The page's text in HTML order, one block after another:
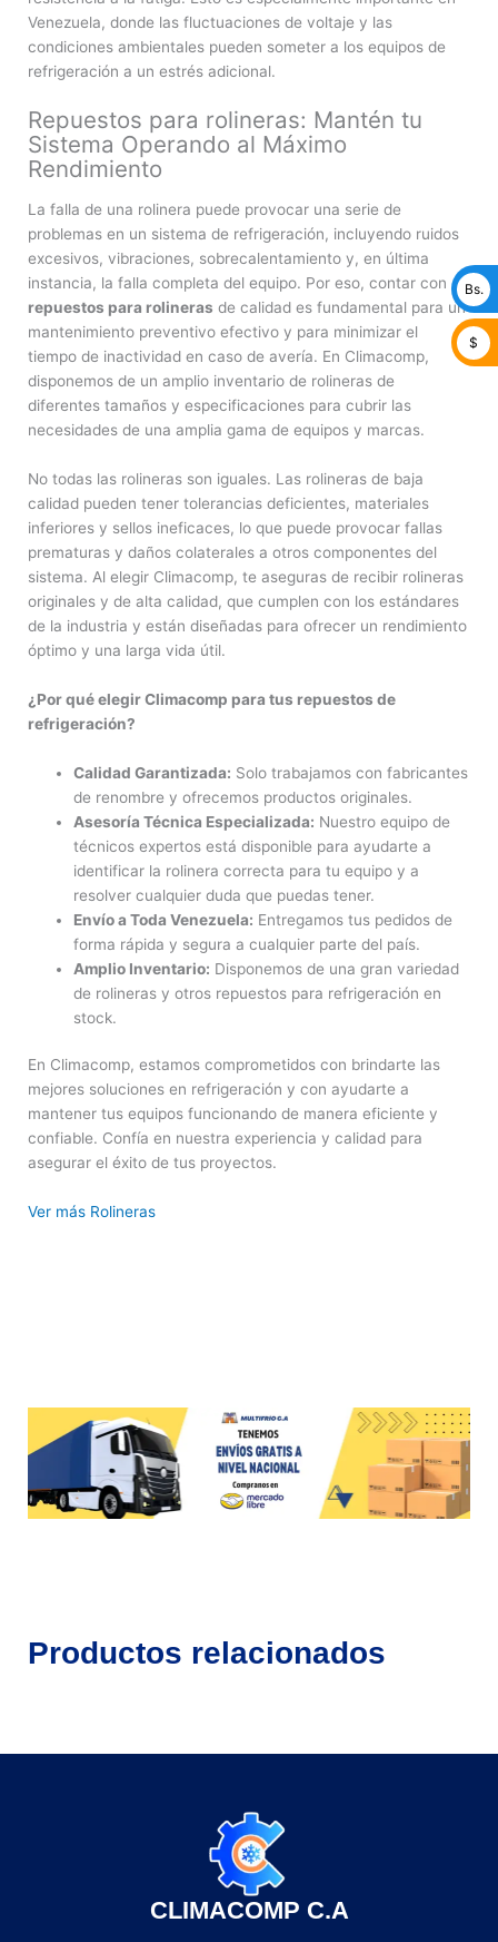
Venezuela, donde las fluctuaciones de voltaje y las
condiciones ambientales pueden someter a los equipos de
refrigeración a un estrés adicional.
Repuestos para rolineras: Mantén tu
Sistema Operando al Máximo
Rendimiento
La falla de una rolinera puede provocar una serie de
problemas en un sistema de refrigeración, incluyendo ruidos
excesivos, vibraciones, sobrecalentamiento y, en última
instancia, la falla completa del equipo. Por eso, contar con
repuestos para rolineras de calidad es fundamental para un
mantenimiento preventivo efectivo y para minimizar el
tiempo de inactividad en caso de avería. En Climacomp,
disponemos de un amplio inventario de rolineras de
diferentes tamaños y especificaciones para cubrir las
necesidades de una amplia gama de equipos y marcas.
No todas las rolineras son iguales. Las rolineras de baja
calidad pueden tener tolerancias deficientes, materiales
inferiores y sellos ineficaces, lo que puede provocar fallas
prematuras y daños colaterales a otros componentes del
sistema. Al elegir Climacomp, te aseguras de recibir rolineras
originales y de alta calidad, que cumplen con los estándares
de la industria y están diseñadas para ofrecer un rendimiento
óptimo y una larga vida útil.
¿Por qué elegir Climacomp para tus repuestos de
refrigeración?
Calidad Garantizada: Solo trabajamos con fabricantes
de renombre y ofrecemos productos originales.
Asesoría Técnica Especializada: Nuestro equipo de
técnicos expertos está disponible para ayudarte a
identificar la rolinera correcta para tu equipo y a
resolver cualquier duda que puedas tener.
Envío a Toda Venezuela: Entregamos tus pedidos de
forma rápida y segura a cualquier parte del país.
Amplio Inventario: Disponemos de una gran variedad
de rolineras y otros repuestos para refrigeración en
stock.
En Climacomp, estamos comprometidos con brindarte las
mejores soluciones en refrigeración y con ayudarte a
mantener tus equipos funcionando de manera eficiente y
confiable. Confía en nuestra experiencia y calidad para
asegurar el éxito de tus proyectos.
Ver más Rolineras
Productos relacionados
CLIMACOMP C.A
Bs.
$